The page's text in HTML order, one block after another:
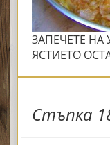
ЗАПЕЧЕТЕ
ЯСТИЕТО
Стъпка